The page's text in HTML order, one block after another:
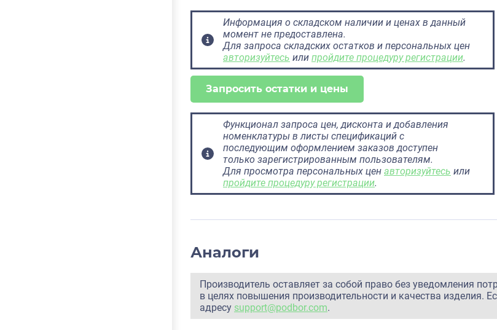
Информация о складском наличии и ценах в данный
момент не предоставлена.
Для запроса складских остатков и персональных цен
авторизуйтесь или пройдите процедуру регистрации.
Запросить остатки и цены
Функционал запроса цен, дисконта и добавления
номенклатуры в листы спецификаций с
последующим оформлением заказов доступен
только зарегистрированным пользователям.
Для просмотра персональных цен авторизуйтесь или
пройдите процедуру регистрации.
Аналоги
Производитель оставляет за собой право без уведомления
в целях повышения производительности и качества изделия.
адресу support@podbor.com.